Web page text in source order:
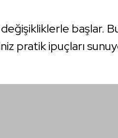
başlar.
pratik ipuçları